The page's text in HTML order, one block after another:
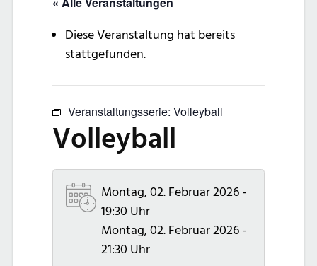
Diese Veranstaltung hat bereits
stattgefunden.
Veranstaltungsserie: Volleyball
Volleyball
Montag, 02. Februar 2026 -
19:30 Uhr
Montag, 02. Februar 2026 -
21:30 Uhr